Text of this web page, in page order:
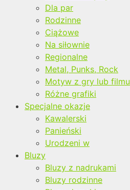
Dla par
Rodzinne
Ciążowe
Na siłownie
Regionalne
Metal, Punks, Rock
Motyw z gry lub filmu
Różne grafiki
Specjalne okazje
Kawalerski
Panieński
Urodzeni w
Bluzy
Bluzy z nadrukami
Bluzy rodzinne